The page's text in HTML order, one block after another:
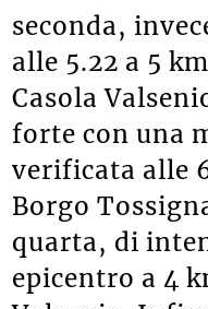
seconda,
alle 5.22 a 5
Casola
forte con una
verificata alle
Borgo
quarta, di
epicentro a 4